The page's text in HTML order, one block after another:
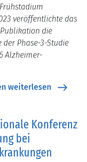
veröffentlichte das
die
der Phase-3-Studie
Alzheimer-
weiterlesen
Konferenz
bei